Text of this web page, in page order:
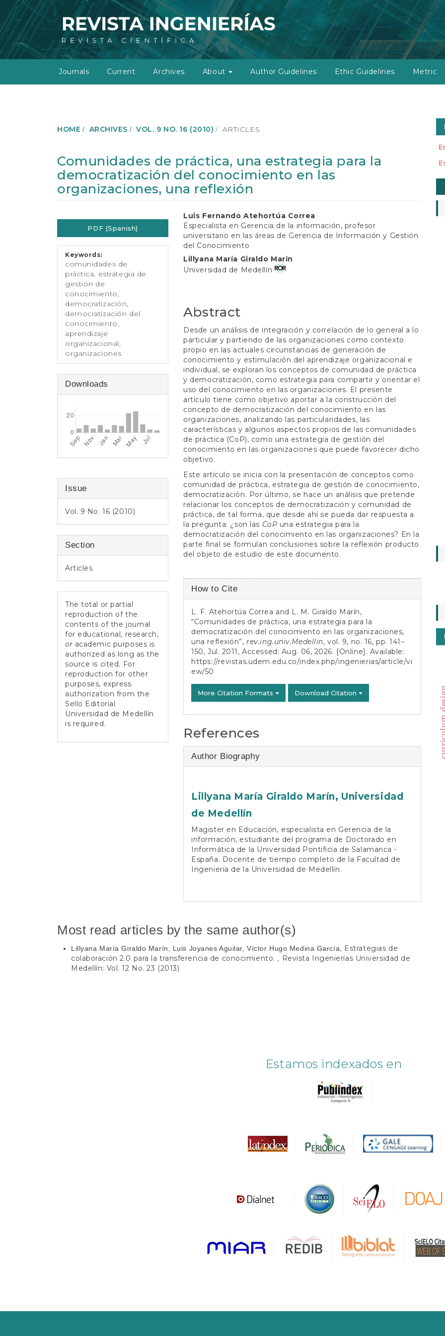
M
a
N
a
g
Journals Current Archives About Author Guidelines Ethic Guidelines Metric
HOME ARCHIVES VOL. 9 NO. 16 (2010) ARTICLES
Comunidades de práctica, una estrategia para la
democratización del conocimiento en las
organizaciones, una reflexión
Article
SidebarPDF (Spanish)
Keywords:
comunidades de
práctica, estrategia de
gestión de
conocimiento,
democratización,
democratización del
conocimiento,
aprendizaje
organizacional,
organizaciones
Downloads
Issue
Vol. 9 No. 16 (2010)
Section
Articles
The total or partial
reproduction of the
contents of the journal
for educational, research,
or academic purposes is
authorized as long as the
source is cited. For
reproduction for other
purposes, express
authorization from the
Sello Editorial
Universidad de Medellín
is required.
Main
Article
Content
Luis Fernando Atehortúa Correa
Especialista en Gerencia de la información, profesor
universitario en las áreas de Gerencia de Información y Gestión
del Conocimiento
Lillyana María Giraldo Marín
Universidad de Medellín
Abstract
Desde un análisis de integración y correlación de lo general a lo
particular y partiendo de las organizaciones como contexto
propio en las actuales circunstancias de generación de
conocimiento y estimulación del aprendizaje organizacional e
individual, se exploran los conceptos de comunidad de práctica
y democratización, como estrategia para compartir y orientar el
uso del conocimiento en las organizaciones. El presente
artículo tiene como objetivo aportar a la construcción del
concepto de democratización del conocimiento en las
organizaciones, analizando las particularidades, las
características y algunos aspectos propios de las comunidades
de práctica (CoP), como una estrategia de gestión del
conocimiento en las organizaciones que puede favorecer dicho
objetivo.
Este artículo se inicia con la presentación de conceptos como
comunidad de práctica, estrategia de gestión de conocimiento,
democratización. Por último, se hace un análisis que pretende
relacionar los conceptos de democratización y comunidad de
práctica, de tal forma, que desde ahí se pueda dar respuesta a
la pregunta: ¿son las CoP una estrategia para la
democratización del conocimiento en las organizaciones? En la
parte final se formulan conclusiones sobre la reflexión producto
del objeto de estudio de este documento.
Article
Details
How to Cite
L. F. Atehortúa Correa and L. M. Giraldo Marín,
“Comunidades de práctica, una estrategia para la
democratización del conocimiento en las organizaciones,
una reflexión”,rev.ing.univ.Medellin, vol. 9, no. 16, pp. 141–
150, Jul. 2011, Accessed: Aug. 06, 2026. [Online]. Available:
https://revistas.udem.edu.co/index.php/ingenierias/article/vi
ew/50
More Citation Formats Download Citation
References
Author Biography
Lillyana María Giraldo Marín, Universidad
de Medellín
Magister en Educación, especialista en Gerencia de la
información, estudiante del programa de Doctorado en
Informática de la Universidad Pontificia de Salamanca -
España. Docente de tiempo completo de la Facultad de
Ingeniería de la Universidad de Medellín.
Most read articles by the same author(s)
Lillyana María Giraldo Marín, Luis Joyanes Aguilar, Víctor Hugo Medina García,
Estrategias de
colaboración 2.0 para la transferencia de conocimiento.
Revista Ingenierías Universidad de
Medellín: Vol. 12 No. 23 (2013)
a
Estamos indexados en